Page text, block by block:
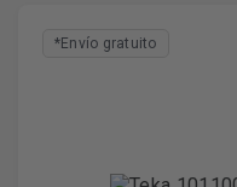
*Envío gratuito